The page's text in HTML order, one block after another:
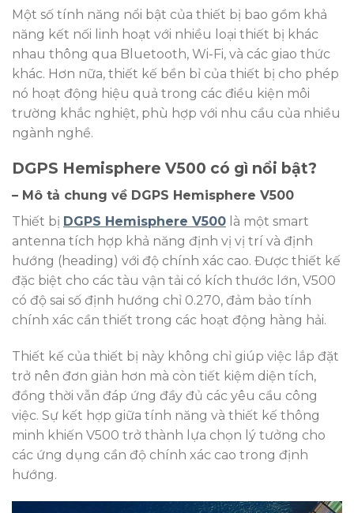
Một số tính năng nổi bật của thiết bị bao gồm khả
năng kết nối linh hoạt với nhiều loại thiết bị khác
nhau thông qua Bluetooth, Wi-Fi, và các giao thức
khác. Hơn nữa, thiết kế bền bỉ của thiết bị cho phép
nó hoạt động hiệu quả trong các điều kiện môi
trường khắc nghiệt, phù hợp với nhu cầu của nhiều
ngành nghề.
DGPS Hemisphere V500 có gì nổi bật?
– Mô tả chung về DGPS Hemisphere V500
Thiết bị DGPS Hemisphere V500 là một smart
antenna tích hợp khả năng định vị vị trí và định
hướng (heading) với độ chính xác cao. Được thiết kế
đặc biệt cho các tàu vận tải có kích thước lớn, V500
có độ sai số định hướng chỉ 0.270, đảm bảo tính
chính xác cần thiết trong các hoạt động hàng hải.
Thiết kế của thiết bị này không chỉ giúp việc lắp đặt
trở nên đơn giản hơn mà còn tiết kiệm diện tích,
đồng thời vẫn đáp ứng đầy đủ các yêu cầu công
việc. Sự kết hợp giữa tính năng và thiết kế thông
minh khiến V500 trở thành lựa chọn lý tưởng cho
các ứng dụng cần độ chính xác cao trong định
hướng.